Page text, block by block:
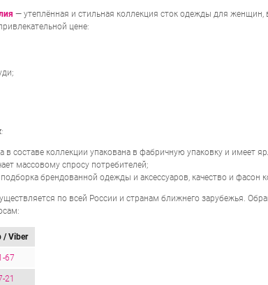
— утеплённая и стильная коллекция сток одежды для
цене:
:
в составе коллекции упакована в фабричную упаковку и имеет
массовому спросу потребителей;
брендованной одежды и аксессуаров, качество и фасон
по всей России и странам ближнего зарубежья.
/ Viber
67
21